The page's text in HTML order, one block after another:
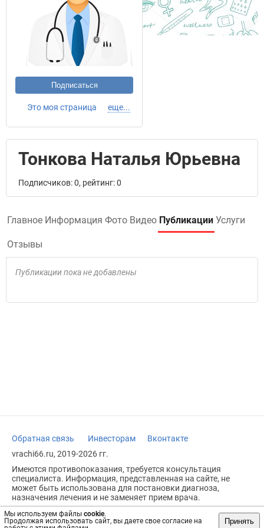
Мы используем файлы cookie.
Продолжая использовать сайт, вы даете свое согласие на
Принять
Подписаться
Это моя страница еще...
Тонкова Наталья Юрьевна
Подписчиков: 0, рейтинг: 0
Главное Информация Фото Видео Публикации Услуги
Отзывы
Публикации пока не добавлены
Обратная связь Инвесторам
Вконтакте
vrachi66.ru, 2019-2026 гг.
Имеются противопоказания, требуется консультация
специалиста. Информация, представленная на сайте, не
может быть использована для постановки диагноза,
назначения лечения и не заменяет прием врача.
Возрастное ограничение: 18+